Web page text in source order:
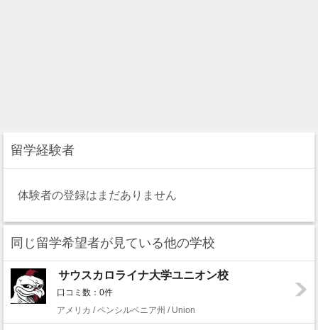
留学経験者
体験者の登録はまだありません
同じ留学希望者が見ている他の学校
サウスカロライナ大学ユニオン校
口コミ数：0件
アメリカ / ペンシルベニア州 / Union